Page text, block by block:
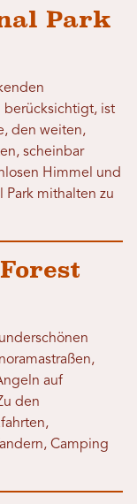
Park
berücksichtigt, ist
den weiten,
scheinbar
Himmel und
Park mithalten zu
auf
den
Camping